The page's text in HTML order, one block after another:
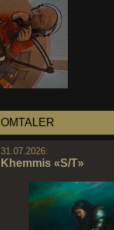
OMTALER
31.07.2026:
Khemmis «S/T»